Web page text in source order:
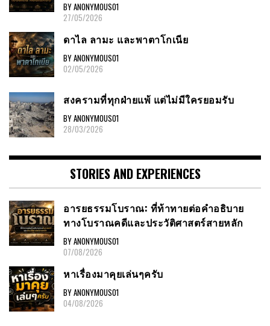
BY ANONYMOUS01
27/05/2026
ดาไล ลามะ และพาตาโกเนีย
BY ANONYMOUS01
02/05/2026
สงครามที่ทุกฝ่ายแพ้ แต่ไม่มีใครยอมรับ
BY ANONYMOUS01
28/03/2026
STORIES AND EXPERIENCES
อารยธรรมโบราณ: ที่ท้าทายต่อคำอธิบาย
ทางโบราณคดีและประวัติศาสตร์สายหลัก
BY ANONYMOUS01
07/08/2026
หาเรื่องมาคุยเล่นๆครับ
BY ANONYMOUS01
04/08/2026